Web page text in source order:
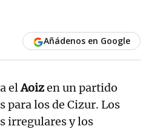
Añádenos en Google
elAoizen un partido
para los de Cizur. Los
irregulares y los